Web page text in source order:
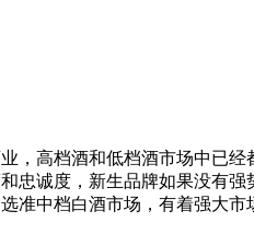
高档酒和低档酒市场中已经
忠诚度，新生品牌如果没有
准中档白酒市场，有着强大